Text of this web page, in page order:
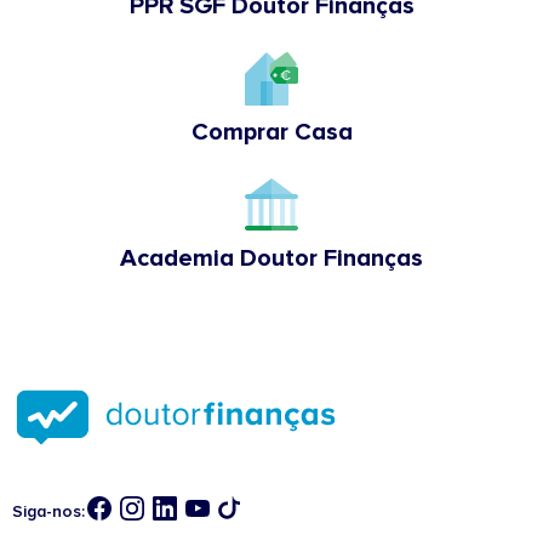
PPR SGF Doutor Finanças
Comprar Casa
Academia Doutor Finanças
Siga-nos: